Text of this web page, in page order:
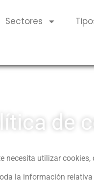
Sectores
de
necesita utilizar
la información